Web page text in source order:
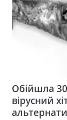
Обійшла
вірусний